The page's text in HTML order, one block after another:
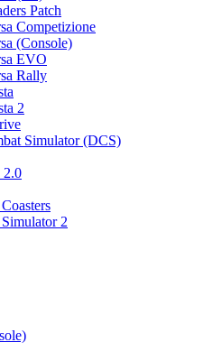
Patch
Competizione
(Console)
EVO
Rally
2
Simulator (DCS)
2